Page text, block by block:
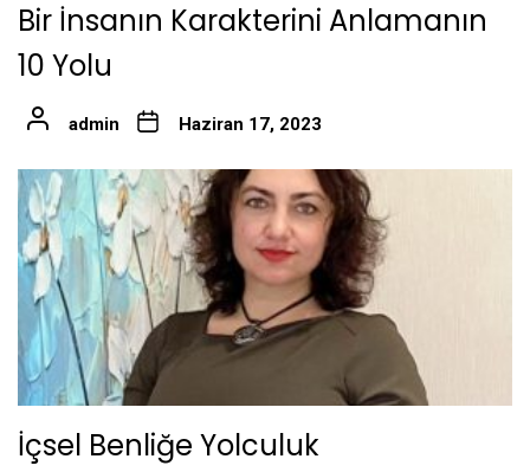
Bir İnsanın Karakterini Anlamanın
10 Yolu
admin Haziran 17, 2023
İçsel Benliğe Yolculuk